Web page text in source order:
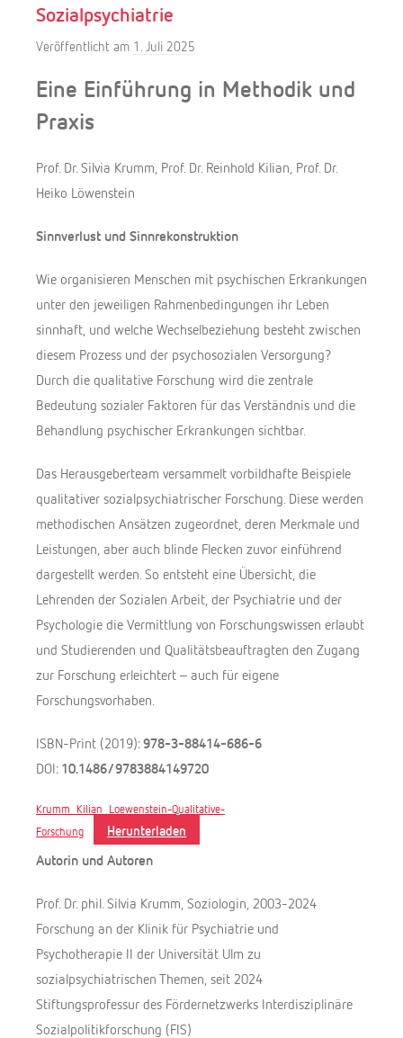
Sozialpsychiatrie
Veröffentlicht am 1. Juli 2025
n
f
i
e
r
g
Eine Einführung in Methodik und
Praxis
Prof. Dr. Silvia Krumm, Prof. Dr. Reinhold Kilian, Prof. Dr.
Heiko Löwenstein
Sinnverlust und Sinnrekonstruktion
Wie organisieren Menschen mit psychischen Erkrankungen
unter den jeweiligen Rahmenbedingungen ihr Leben
sinnhaft, und welche Wechselbeziehung besteht zwischen
diesem Prozess und der psychosozialen Versorgung?
Durch die qualitative Forschung wird die zentrale
Bedeutung sozialer Faktoren für das Verständnis und die
Behandlung psychischer Erkrankungen sichtbar.
Das Herausgeberteam versammelt vorbildhafte Beispiele
qualitativer sozialpsychiatrischer Forschung. Diese werden
methodischen Ansätzen zugeordnet, deren Merkmale und
Leistungen, aber auch blinde Flecken zuvor einführend
dargestellt werden. So entsteht eine Übersicht, die
Lehrenden der Sozialen Arbeit, der Psychiatrie und der
Psychologie die Vermittlung von Forschungswissen erlaubt
und Studierenden und Qualitätsbeauftragten den Zugang
zur Forschung erleichtert – auch für eigene
Forschungsvorhaben.
ISBN-Print (2019):978-3-88414-686-6
DOI: 10.1486/9783884149720
Krumm_Kilian_Loewenstein-Qualitative-
Forschung
Herunterladen
Autorin und Autoren
Prof. Dr. phil. Silvia Krumm, Soziologin, 2003-2024
Forschung an der Klinik für Psychiatrie und
Psychotherapie II der Universität Ulm zu
sozialpsychiatrischen Themen, seit 2024
Stiftungsprofessur des Fördernetzwerks Interdisziplinäre
Sozialpolitikforschung (FIS)